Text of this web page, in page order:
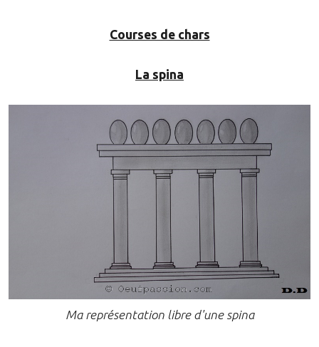
Courses de chars
La spina
Ma représentation libre d'une spina